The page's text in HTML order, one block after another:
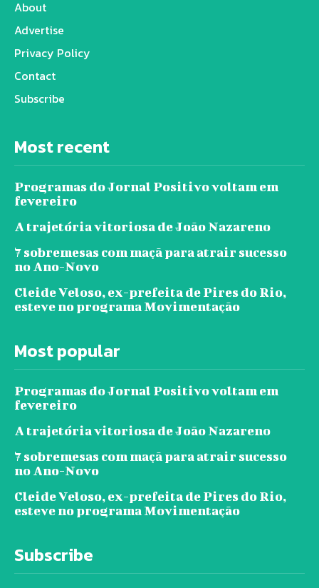
About
Advertise
Privacy Policy
Contact
Subscribe
Most recent
Programas do Jornal Positivo voltam em
fevereiro
A trajetória vitoriosa de João Nazareno
7 sobremesas com maçã para atrair sucesso
no Ano-Novo
Cleide Veloso, ex-prefeita de Pires do Rio,
esteve no programa Movimentação
Most popular
Programas do Jornal Positivo voltam em
fevereiro
A trajetória vitoriosa de João Nazareno
7 sobremesas com maçã para atrair sucesso
no Ano-Novo
Cleide Veloso, ex-prefeita de Pires do Rio,
esteve no programa Movimentação
Subscribe